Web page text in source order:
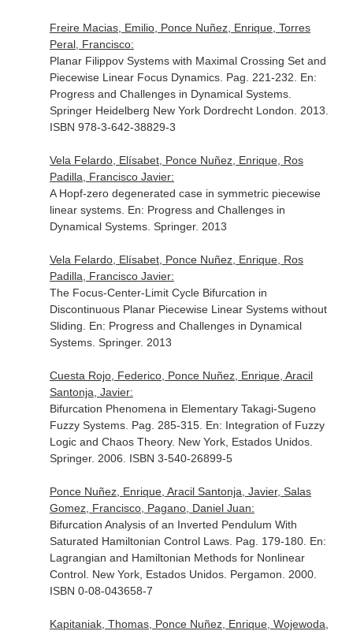
Freire Macias, Emilio, Ponce Nuñez, Enrique, Torres
Peral, Francisco:
Planar Filippov Systems with Maximal Crossing Set and
Piecewise Linear Focus Dynamics. Pag. 221-232. En:
Progress and Challenges in Dynamical Systems.
Springer Heidelberg New York Dordrecht London. 2013.
ISBN 978-3-642-38829-3
Vela Felardo, Elísabet, Ponce Nuñez, Enrique, Ros
Padilla, Francisco Javier:
A Hopf-zero degenerated case in symmetric piecewise
linear systems. En: Progress and Challenges in
Dynamical Systems. Springer. 2013
Vela Felardo, Elísabet, Ponce Nuñez, Enrique, Ros
Padilla, Francisco Javier:
The Focus-Center-Limit Cycle Bifurcation in
Discontinuous Planar Piecewise Linear Systems without
Sliding. En: Progress and Challenges in Dynamical
Systems. Springer. 2013
Cuesta Rojo, Federico, Ponce Nuñez, Enrique, Aracil
Santonja, Javier:
Bifurcation Phenomena in Elementary Takagi-Sugeno
Fuzzy Systems. Pag. 285-315. En: Integration of Fuzzy
Logic and Chaos Theory. New York, Estados Unidos.
Springer. 2006. ISBN 3-540-26899-5
Ponce Nuñez, Enrique, Aracil Santonja, Javier, Salas
Gomez, Francisco, Pagano, Daniel Juan:
Bifurcation Analysis of an Inverted Pendulum With
Saturated Hamiltonian Control Laws. Pag. 179-180. En:
Lagrangian and Hamiltonian Methods for Nonlinear
Control. New York, Estados Unidos. Pergamon. 2000.
ISBN 0-08-043658-7
Kapitaniak, Thomas, Ponce Nuñez, Enrique, Wojewoda,